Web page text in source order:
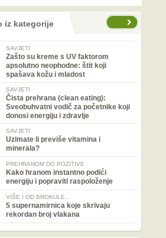
iz kategorije
SAVJETI
Zašto su kreme s UV faktorom
apsolutno neophodne: štit koji
spašava kožu i mladost
SAVJETI
Čista prehrana (clean eating):
Sveobuhvatni vodič za početnike koji
donosi energiju i zdravlje
SAVJETI
Uzimate li previše vitamina i
minerala?
PREHRANOM DO POZITIVE
Kako hranom instantno podići
energiju i popraviti raspoloženje
VIŠE I OD BROKULE...
5 supernamirnica koje skrivaju
rekordan broj vlakana